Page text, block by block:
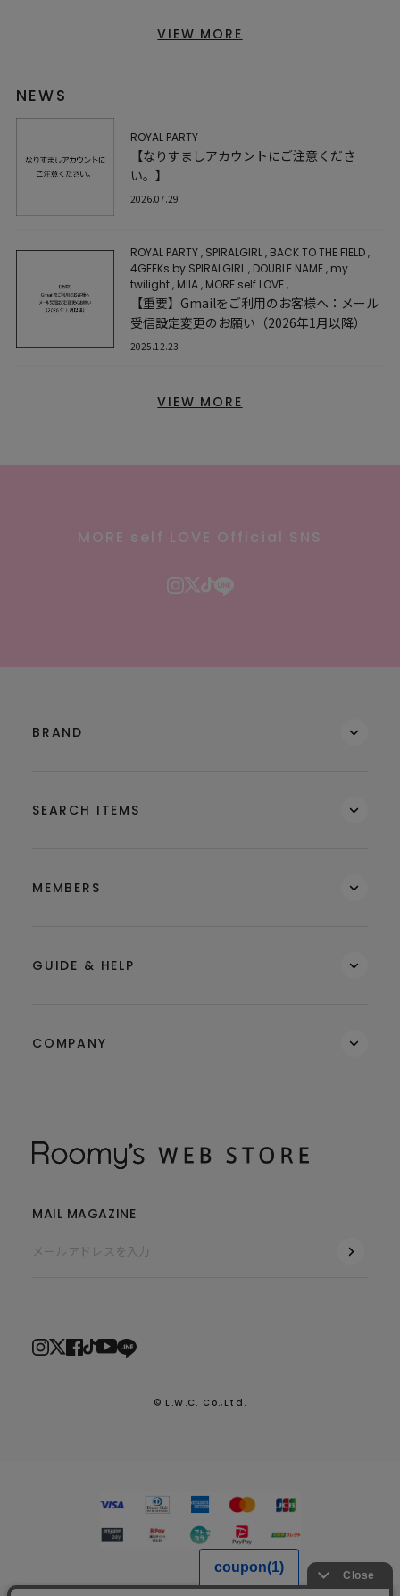
VIEW MORE
NEWS
ROYAL PARTY
【なりすましアカウントにご注意くださ
い。】
2026.07.29
ROYAL PARTY, SPIRALGIRL, BACK TO THE FIELD,
4GEEKs by SPIRALGIRL, DOUBLE NAME, my
twilight, MIIA, MORE self LOVE,
【重要】Gmailをご利用のお客様へ：メール
受信設定変更のお願い（2026年1月以降）
2025.12.23
VIEW MORE
MORE self LOVE Official SNS
BRAND
SEARCH ITEMS
MEMBERS
GUIDE & HELP
COMPANY
MAIL MAGAZINE
© L.W.C. Co.,Ltd.